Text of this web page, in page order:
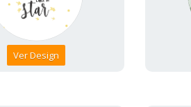
Ver Design